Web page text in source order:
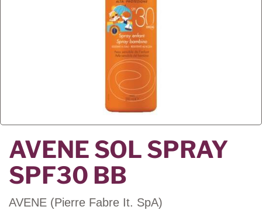
AVENE SOL SPRAY
SPF30 BB
AVENE (Pierre Fabre It. SpA)